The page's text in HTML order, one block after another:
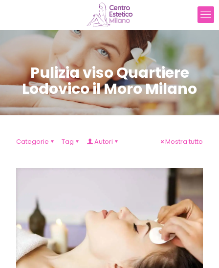
Pulizia viso Quartiere
Lodovico il Moro Milano
Categorie Tag Autori Mostra tutto